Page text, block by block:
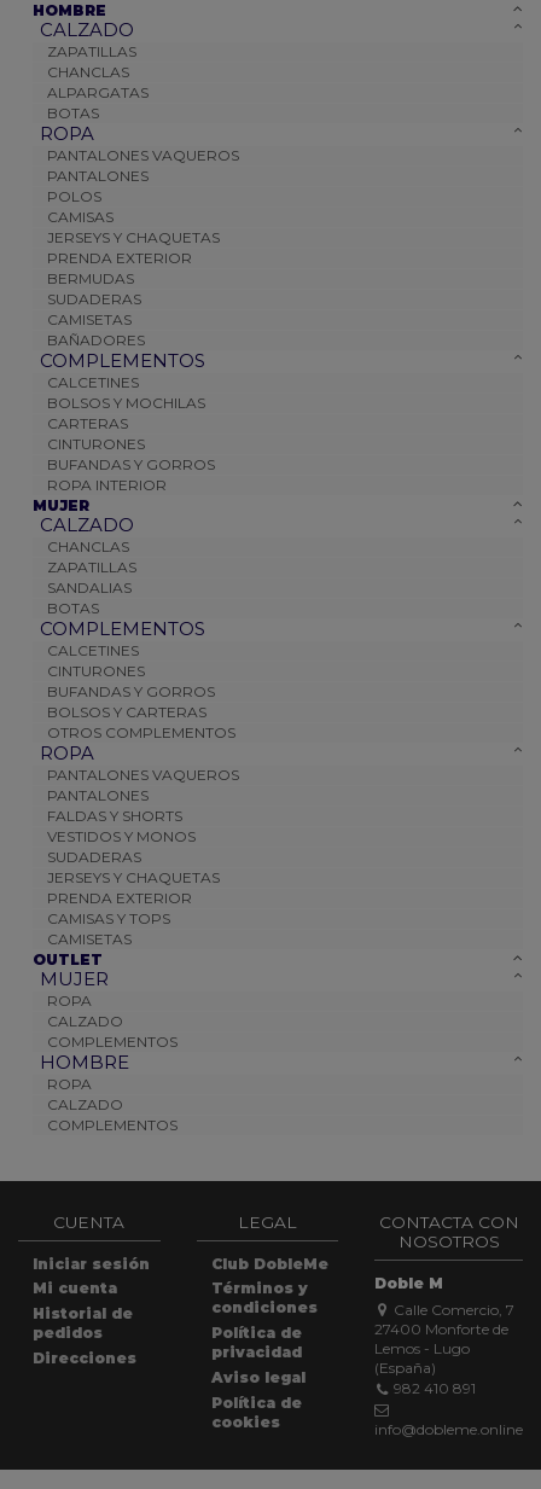
HOMBRE
CALZADO
ZAPATILLAS
CHANCLAS
ALPARGATAS
BOTAS
ROPA
PANTALONES VAQUEROS
PANTALONES
POLOS
CAMISAS
JERSEYS Y CHAQUETAS
PRENDA EXTERIOR
BERMUDAS
SUDADERAS
CAMISETAS
BAÑADORES
COMPLEMENTOS
CALCETINES
BOLSOS Y MOCHILAS
CARTERAS
CINTURONES
BUFANDAS Y GORROS
ROPA INTERIOR
MUJER
CALZADO
CHANCLAS
ZAPATILLAS
SANDALIAS
BOTAS
COMPLEMENTOS
CALCETINES
CINTURONES
BUFANDAS Y GORROS
BOLSOS Y CARTERAS
OTROS COMPLEMENTOS
ROPA
PANTALONES VAQUEROS
PANTALONES
FALDAS Y SHORTS
VESTIDOS Y MONOS
SUDADERAS
JERSEYS Y CHAQUETAS
PRENDA EXTERIOR
CAMISAS Y TOPS
CAMISETAS
OUTLET
MUJER
ROPA
CALZADO
COMPLEMENTOS
HOMBRE
ROPA
CALZADO
COMPLEMENTOS
CUENTA
Iniciar sesión
Mi cuenta
Historial de
pedidos
Direcciones
LEGAL
Club DobleMe
Términos y
condiciones
Política de
privacidad
Aviso legal
Política de
cookies
CONTACTA CON
NOSOTROS
Doble M
Calle Comercio, 7
27400 Monforte de
Lemos - Lugo
(España)
982 410 891
info@dobleme.online